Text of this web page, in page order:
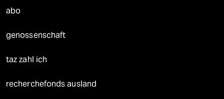
abo
genossenschaft
taz zahl ich
recherchefonds ausland